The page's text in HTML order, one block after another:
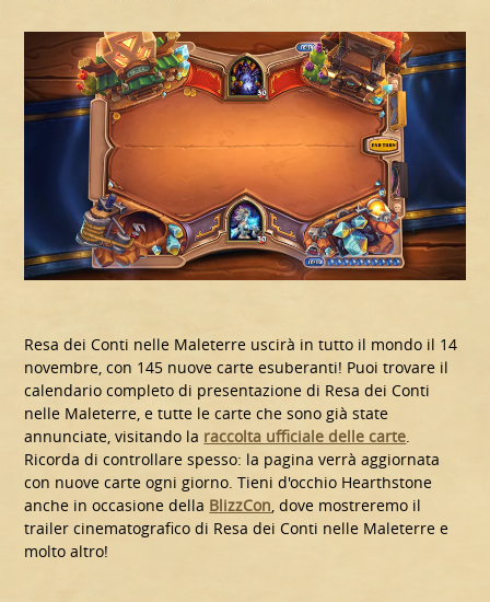
Resa dei Conti nelle Maleterre uscirà in tutto il mondo il 14
novembre, con 145 nuove carte esuberanti! Puoi trovare il
calendario completo di presentazione di Resa dei Conti
nelle Maleterre, e tutte le carte che sono già state
annunciate, visitando la raccolta ufficiale delle carte
Ricorda di controllare spesso: la pagina verrà aggiornata
con nuove carte ogni giorno. Tieni d'occhio Hearthstone
anche in occasione della BlizzCon , dove mostreremo il
trailer cinematografico di Resa dei Conti nelle Maleterre e
molto altro!